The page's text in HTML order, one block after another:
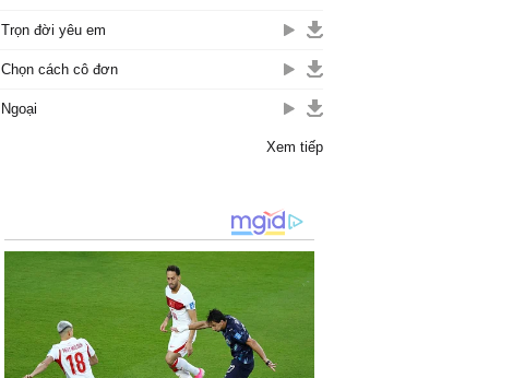
Trọn đời yêu em
Chọn cách cô đơn
Ngoại
Xem tiếp